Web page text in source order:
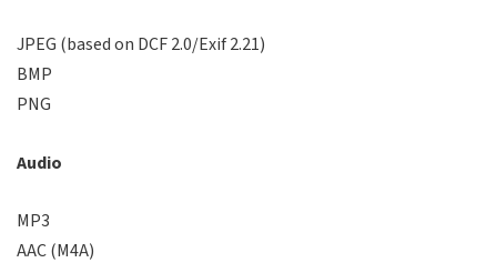
JPEG (based on DCF 2.0/Exif 2.21)
BMP
PNG
Audio
MP3
AAC (M4A)